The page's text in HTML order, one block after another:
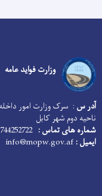
وزارت فواید عامه
آدر س : سرک وزارت امور
ناحیه دوم شهر کابل
شماره های تماس : 0093744252722
ایمیل :